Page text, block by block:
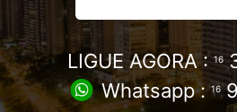
LIGUE AGORA :16
Whatsapp :16